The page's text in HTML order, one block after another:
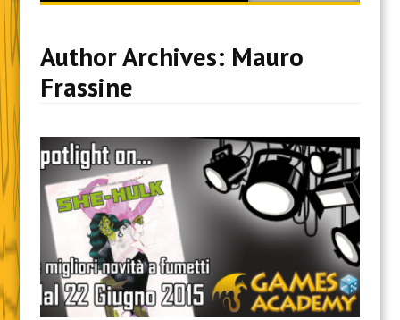
content
Author Archives: Mauro
Frassine